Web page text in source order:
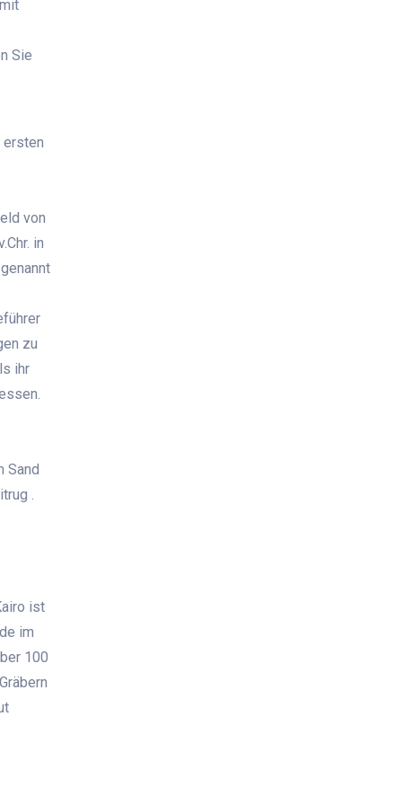
Sie
ersten
von
in
zu
ihr
Sand
.
ist
im
100